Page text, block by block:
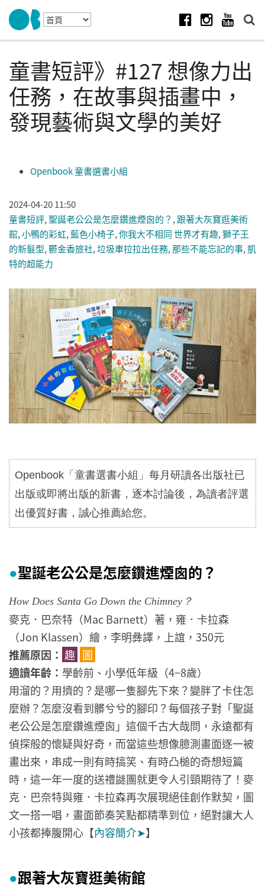
Skip to navigation
移至主內容
童書短評》#127 想像力出
任務，在故事與插畫中，
發現藝術與文學的美好
Openbook 童書選書小組
2024-04-20 11:50
童書短評,聖誕老公公是怎麼鑽進煙囪的？ , 跟著大灰寶逛美術
館,小鴨的彩虹,藍色小椅子,你我大不相同 世界才有趣,獅子王
的新髮型,鬱金香旅社,垃圾車拉拉出任務,那些不能忘記的事,凱
特的超能力
Openbook 「童書選書小組」每月研讀各出版社已
出版或即將出版的新書，逐本討論後，為讀者評選
出優質好書，誠心推薦給您。
●聖誕老公公是怎麼鑽進煙囪的？
How Does Santa Go Down the Chimney？
麥克．巴奈特（Mac Barnett）著，雍．卡拉森
（Jon Klassen）繪，李明彝譯，上誼，350元
推薦原因： 趣 圖
適讀年齡： 學齡前、小學低年級（4−8歲）
用溜的？用擠的？是哪一隻腳先下來？變胖了卡住怎
麼辦？怎麼沒看到髒兮兮的腳印？每個孩子對「聖誕
老公公是怎麼鑽進煙囪」這個千古大哉問，永遠都有
偵探般的懷疑與好奇，而當這些想像臆測畫面逐一被
畫出來，串成一則有時搞笑、有時凸槌的奇想短篇
時，這一年一度的送禮謎團就更令人引頸期待了！麥
克．巴奈特與雍．卡拉森再次展現絕佳創作默契，圖
文一搭一唱，畫面節奏笑點都精準到位，絕對讓大人
小孩都捧腹開心 【內容簡介➤】
●跟著大灰寶逛美術館